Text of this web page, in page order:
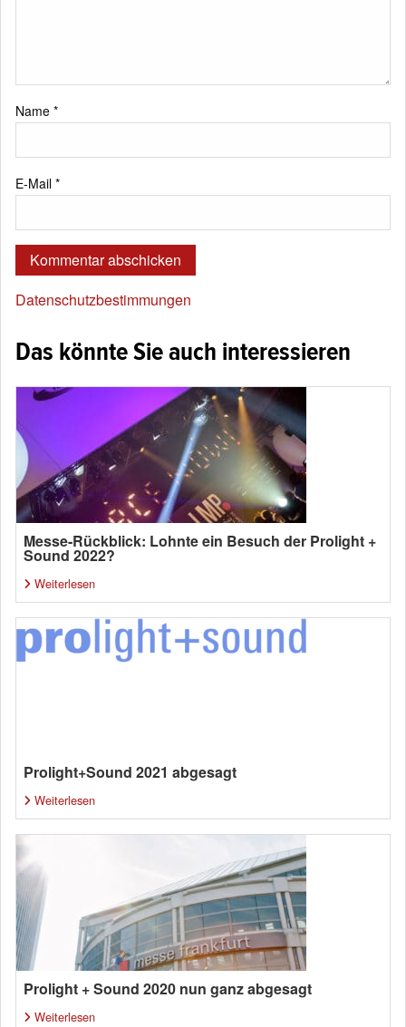
Name *
E-Mail *
Datenschutzbestimmungen
Das könnte Sie auch interessieren
Messe-Rückblick: Lohnte ein Besuch der Prolight +
Sound 2022?
Weiterlesen
Prolight+Sound 2021 abgesagt
Weiterlesen
Prolight + Sound 2020 nun ganz abgesagt
Weiterlesen